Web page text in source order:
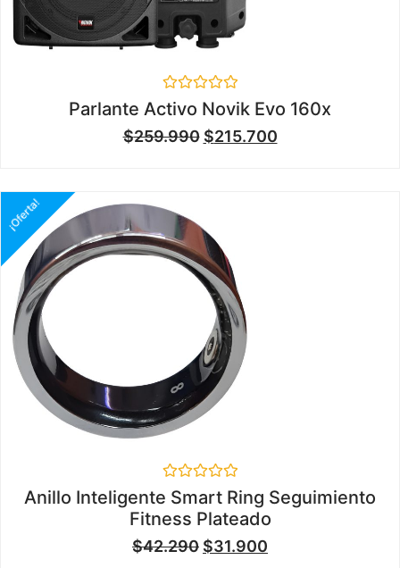
Valorado
en
0
de
Parlante Activo Novik Evo 160x
$259.990 $215.700
¡Oferta!
Valorado
en
0
de
5
Anillo Inteligente Smart Ring Seguimiento
Fitness Plateado
$42.290 $31.900